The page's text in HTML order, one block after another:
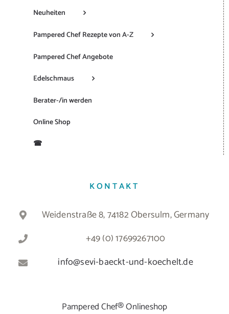
Neuheiten
Pampered Chef Rezepte von A-Z
Pampered Chef Angebote
Edelschmaus
Berater-/in werden
Online Shop
☎
KONTAKT
Weidenstraße 8, 74182 Obersulm, Germany
+49 (0) 17699267100
info@sevi-baeckt-und-koechelt.de
Pampered Chef® Onlineshop